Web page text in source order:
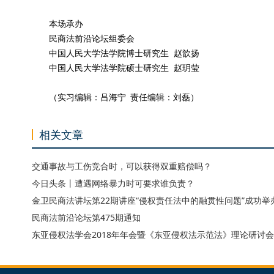
本场承办
民商法前沿论坛组委会
中国人民大学法学院博士研究生 赵歆扬
中国人民大学法学院硕士研究生 赵玥莹
（实习编辑：吕海宁 责任编辑：刘磊）
相关文章
交通事故与工伤竞合时，可以获得双重赔偿吗？
今日头条丨遭遇网络暴力时可要求谁负责？
金卫民商法讲坛第22期讲座“侵权责任法中的融贯性问题”成功举
民商法前沿论坛第475期通知
东亚侵权法学会2018年年会暨《东亚侵权法示范法》理论研讨